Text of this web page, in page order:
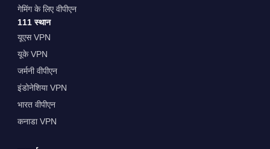
गेमिंग के लिए वीपीएन
111 स्थान
यूएस VPN
यूके VPN
जर्मनी वीपीएन
इंडोनेशिया VPN
भारत वीपीएन
कनाडा VPN